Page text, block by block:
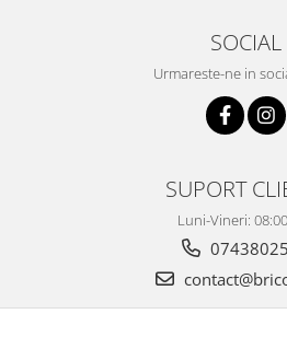
Climatizare si echipamente de
Paturi electrice cu incalzire
Kituri de siguranta si supravietuire
SOCIAL
Urmareste-ne in
SUPORT
Luni-Vineri: